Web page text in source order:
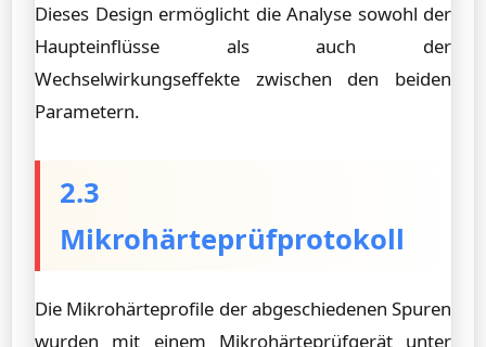
Dieses Design ermöglicht die Analyse sowohl der
Haupteinflüsse als auch der
Wechselwirkungseffekte zwischen den beiden
Parametern.
2.3
Mikrohärteprüfprotokoll
Die Mikrohärteprofile der abgeschiedenen Spuren
wurden mit einem Mikrohärteprüfgerät unter